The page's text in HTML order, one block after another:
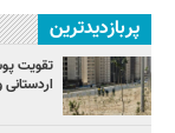
پربازدیدترین
تقویت